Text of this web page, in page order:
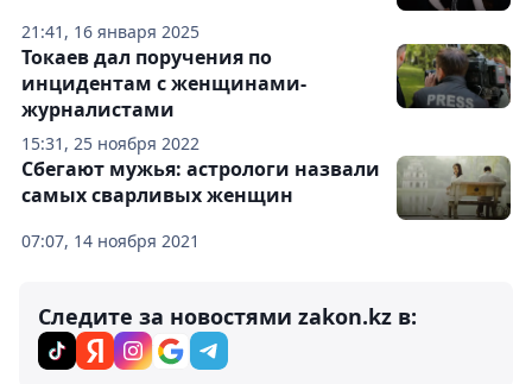
21:41, 16 января 2025
15:31, 25 ноября 2022
Токаев дал поручения по
инцидентам с женщинами-
журналистами
07:07, 14 ноября 2021
Сбегают мужья: астрологи назвали
самых сварливых женщин
Следите за новостями zakon.kz в: